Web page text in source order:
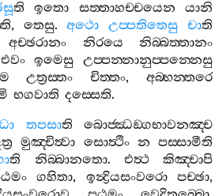
ති ඉතො සත‍්තාහච‍්චයෙන
යානි
, තෙසු.අථො උප‍්පතිතෙසු චාති
අච‍්ඡරානං නිරයෙ
නිබ‍්බත‍්තානං
එවං ඉමෙසු
උප‍්පන‍්නානුප‍්පන‍්නෙසු
උත්‍රස‍්තං චිත‍්තං,අබ‍්භන‍්තරෙ
භගවාති දස‍්සෙති.
තපසාති
බොජ‍්ඣඞ‍්ගභාවනඤ‍්ච
මුඤ‍්චිත්‍වා සොත්‍ථිං න පස‍්සාමීති
ති නිබ‍්බානතො. එත්‍ථ
කිඤ‍්චාපි
ගහිතා, ඉන්‍ද්‍රියසංවරො පච‍්ඡා,